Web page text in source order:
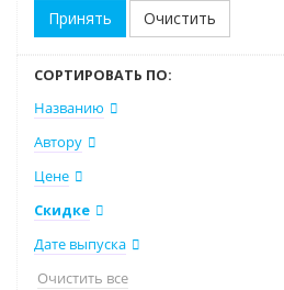
Очистить
СОРТИРОВАТЬ ПО:
Названию
Автору
Цене
Скидке
Дате выпуска
Очистить все